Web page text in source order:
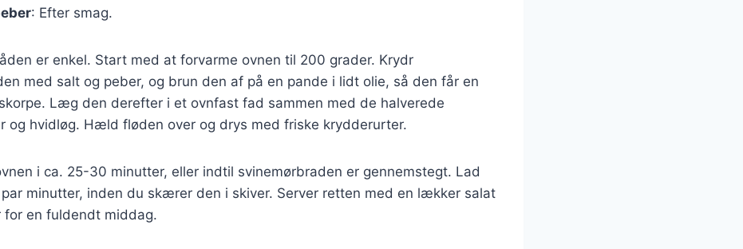
: Efter smag.
er enkel. Start med at forvarme ovnen til 200 grader. Krydr
med salt og peber, og brun den af på en pande i lidt olie, så den får en
Læg den derefter i et ovnfast fad sammen med de halverede
og hvidløg. Hæld fløden over og drys med friske krydderurter.
i ca. 25-30 minutter, eller indtil svinemørbraden er gennemstegt. Lad
minutter, inden du skærer den i skiver. Server retten med en lækker salat
for en fuldendt middag.